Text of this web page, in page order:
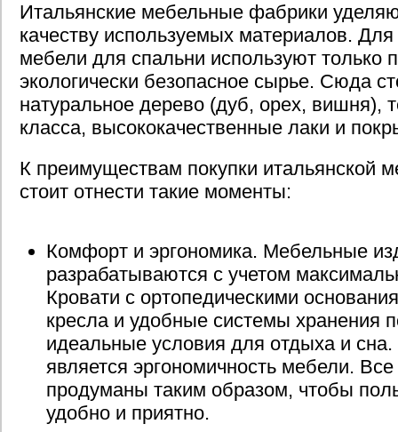
Итальянские мебельные фабрики
качеству используемых материалов. Для
мебели для спальни используют только
экологически безопасное сырье. Сюда
натуральное дерево (дуб, орех, вишня),
класса, высококачественные лаки и
К преимуществам покупки итальянской
стоит отнести такие моменты:
Комфорт и эргономика. Мебельные
разрабатываются с учетом
Кровати с ортопедическими
кресла и удобные системы хранения
идеальные условия для отдыха и
является эргономичность мебели.
продуманы таким образом, чтобы
удобно и приятно.